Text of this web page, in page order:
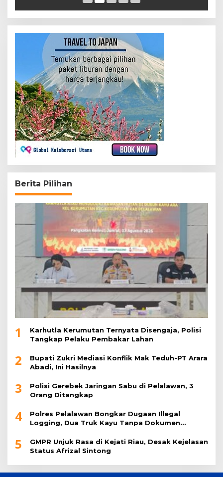
Berita Pilihan
1
Karhutla Kerumutan Ternyata Disengaja, Polisi
Tangkap Pelaku Pembakar Lahan
2
Bupati Zukri Mediasi Konflik Mak Teduh-PT Arara
Abadi, Ini Hasilnya
3
Polisi Gerebek Jaringan Sabu di Pelalawan, 3
Orang Ditangkap
4
Polres Pelalawan Bongkar Dugaan Illegal
Logging, Dua Truk Kayu Tanpa Dokumen
5
GMPR Unjuk Rasa di Kejati Riau, Desak Kejelasan
Status Afrizal Sintong